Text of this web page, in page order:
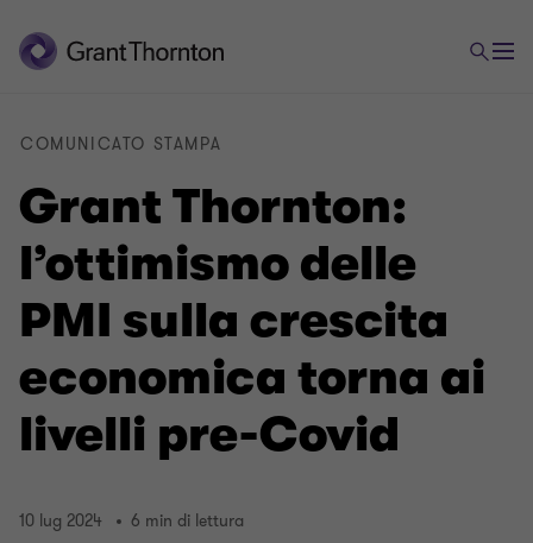
Grant Thornton:
l’ottimismo delle
PMI sulla crescita
economica torna ai
livelli pre-Covid
COMUNICATO STAMPA
10 lug 2024 6 min di lettura